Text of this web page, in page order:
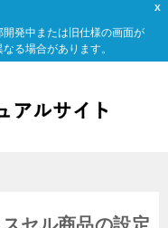
X
発中または旧仕様の画面が
る場合があります。